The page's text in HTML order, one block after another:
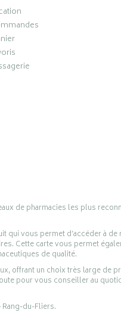
de pharmacies les plus
qui vous permet d’accéder à
Cette carte vous permet
de qualité.
offrant un choix très large de
pour vous conseiller au
du-Fliers.